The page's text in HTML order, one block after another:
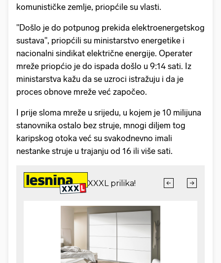
komunističke zemlje, priopćile su vlasti.
"Došlo je do potpunog prekida elektroenergetskog
sustava", priopćili su ministarstvo energetike i
nacionalni sindikat električne energije. Operater
mreže priopćio je do ispada došlo u 9:14 sati. Iz
ministarstva kažu da se uzroci istražuju i da je
proces obnove mreže već započeo.
I prije sloma mreže u srijedu, u kojem je 10 milijuna
stanovnika ostalo bez struje, mnogi diljem tog
karipskog otoka već su svakodnevno imali
nestanke struje u trajanju od 16 ili više sati.